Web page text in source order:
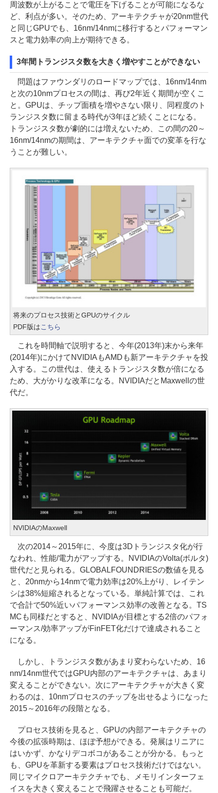
周波数が上がることで電圧を下げることが可能になるな
ど、利点が多い。そのため、アーキテクチャが20nm世代
と同じGPUでも、16nm/14nmに移行するとパフォーマン
スと電力効率の向上が期待できる。
3年間トランジスタ数を大きく増やすことができない
問題はファウンダリのロードマップでは、16nm/14nm
と次の10nmプロセスの間は、再び2年近く期間が空くこ
と。GPUは、チップ面積を増やさない限り、同程度のト
ランジスタ数に留まる時代が3年ほど続くことになる。
トランジスタ数が劇的には増えないため、この間の20～
16nm/14nmの期間は、アーキテクチャ面での変革を行な
うことが難しい。
将来のプロセス技術とGPUのサイクル
PDF版はこちら
これを時間軸で説明すると、今年(2013年)末から来年
(2014年)にかけてNVIDIAもAMDも新アーキテクチャを投
入する。この世代は、使えるトランジスタ数が倍になる
ため、大がかりな改革になる。NVIDIAだとMaxwellの世
代だ。
NVIDIAのMaxwell
次の2014～2015年に、今度は3Dトランジスタ化が行
なわれ、性能/電力がアップする。NVIDIAのVolta(ボルタ)
世代だと見られる。GLOBALFOUNDRIESの数値を見る
と、20nmから14nmで電力効率は20%上がり、レイテン
シは38%短縮されるとなっている。単純計算では、これ
で合計で50%近いパフォーマンス効率の改善となる。TS
MCも同様だとすると、NVIDIAが目標とする2倍のパフォ
ーマンス/効率アップがFinFET化だけで達成されること
になる。
しかし、トランジスタ数があまり変わらないため、16
nm/14nm世代ではGPU内部のアーキテクチャは、あまり
変えることができない。次にアーキテクチャが大きく変
わるのは、10nmプロセスのチップを出せるようになった
2015～2016年の段階となる。
プロセス技術を見ると、GPUの内部アーキテクチャの
今後の拡張時期は、ほぼ予想ができる。発展はリニアに
はいかず、かなりデコボコがあることが分かる。もっと
も、GPUを革新する要素はプロセス技術だけではない。
同じマイクロアーキテクチャでも、メモリインターフェ
イスを大きく変えることで飛躍させることも可能だ。